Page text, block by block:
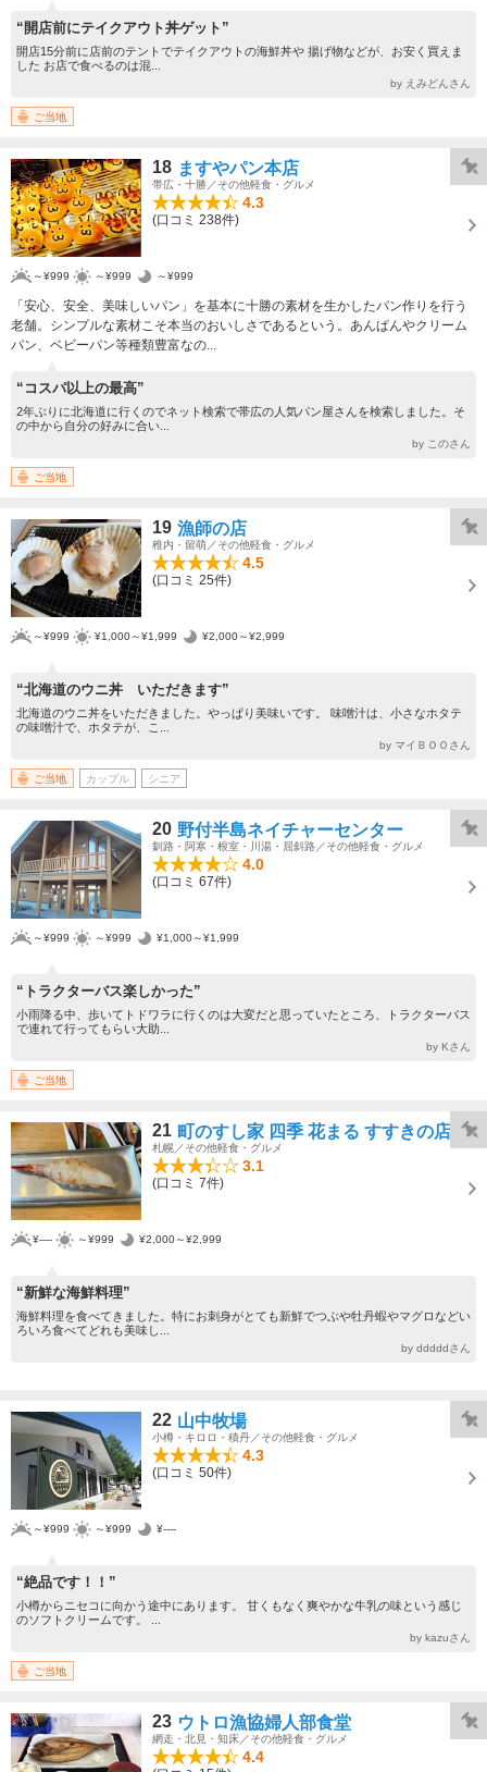
“開店前にテイクアウト丼ゲット”
開店15分前に店前のテントでテイクアウトの海鮮丼や 揚げ物などが、お安く買えま
した お店で食べるのは混...
by えみどんさん
ご当地
18 ますやパン本店
帯広・十勝／その他軽食・グルメ
4.3
(口コミ 238件)
～¥999 ～¥999 ～¥999
「安心、安全、美味しいパン」を基本に十勝の素材を生かしたパン作りを行う
老舗。シンプルな素材こそ本当のおいしさであるという。あんぱんやクリーム
パン、ベビーパン等種類豊富なの...
“コスパ以上の最高”
2年ぶりに北海道に行くのでネット検索で帯広の人気パン屋さんを検索しました。そ
の中から自分の好みに合い...
by このさん
ご当地
19 漁師の店
稚内・留萌／その他軽食・グルメ
4.5
(口コミ 25件)
～¥999 ¥1,000～¥1,999 ¥2,000～¥2,999
“北海道のウニ丼 いただきます”
北海道のウニ丼をいただきました。やっぱり美味いです。 味噌汁は、小さなホタテ
の味噌汁で、ホタテが、こ...
by マイＢＯＯさん
ご当地 カップル シニア
20 野付半島ネイチャーセンター
釧路・阿寒・根室・川湯・屈斜路／その他軽食・グルメ
4.0
(口コミ 67件)
～¥999 ～¥999 ¥1,000～¥1,999
“トラクターバス楽しかった”
小雨降る中、歩いてトドワラに行くのは大変だと思っていたところ、トラクターバス
で連れて行ってもらい大助...
by Kさん
ご当地
21 町のすし家 四季 花まる すすきの店
札幌／その他軽食・グルメ
3.1
(口コミ 7件)
¥---- ～¥999 ¥2,000～¥2,999
“新鮮な海鮮料理”
海鮮料理を食べてきました。特にお刺身がとても新鮮でつぶや牡丹蝦やマグロなどい
ろいろ食べてどれも美味し...
by dddddさん
22 山中牧場
小樽・キロロ・積丹／その他軽食・グルメ
4.3
(口コミ 50件)
～¥999 ～¥999 ¥----
“絶品です！！”
小樽からニセコに向かう途中にあります。 甘くもなく爽やかな牛乳の味という感じ
のソフトクリームです。 ...
by kazuさん
ご当地
23 ウトロ漁協婦人部食堂
網走・北見・知床／その他軽食・グルメ
4.4